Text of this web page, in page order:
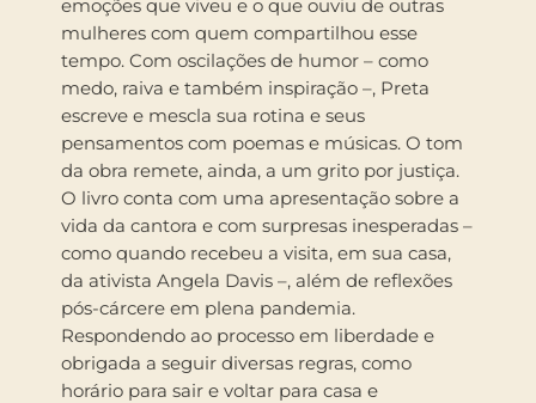
emoções que viveu e o que ouviu de outras
mulheres com quem compartilhou esse
tempo. Com oscilações de humor – como
medo, raiva e também inspiração –, Preta
escreve e mescla sua rotina e seus
pensamentos com poemas e músicas. O tom
da obra remete, ainda, a um grito por justiça.
O livro conta com uma apresentação sobre a
vida da cantora e com surpresas inesperadas –
como quando recebeu a visita, em sua casa,
da ativista Angela Davis –, além de reflexões
pós-cárcere em plena pandemia.
Respondendo ao processo em liberdade e
obrigada a seguir diversas regras, como
horário para sair e voltar para casa e